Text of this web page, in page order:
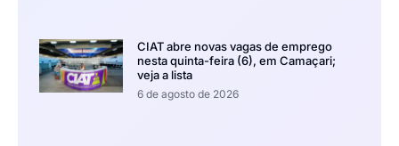
CIAT abre novas vagas de emprego
nesta quinta-feira (6), em Camaçari;
veja a lista
6 de agosto de 2026